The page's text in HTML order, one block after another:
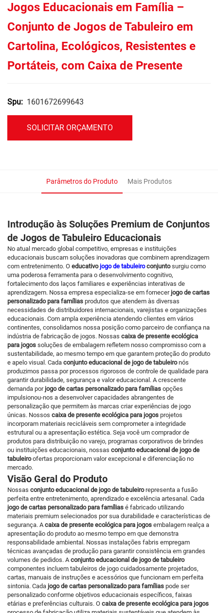
Jogos Educacionais em Família –
Conjunto de Jogos de Tabuleiro em
Cartolina, Ecológicos, Resistentes e
Portáteis, com Caixa de Presente
Spu: 1601672699643
SOLICITAR ORÇAMENTO
Parâmetros do Produto Mais Produtos
Introdução às Soluções Premium de Conjuntos
de Jogos de Tabuleiro Educacionais
No atual mercado global competitivo, empresas e instituições
educacionais buscam soluções inovadoras que combinem aprendizagem
com entretenimento. O educativo jogo de tabuleiroconjuntosurgiu como
uma poderosa ferramenta para o desenvolvimento cognitivo,
fortalecimento dos laços familiares e experiências interativas de
aprendizagem. Nossa empresa especializa-se em fornecer jogo de cartas
personalizado para famílias produtos que atendem às diversas
necessidades de distribuidores internacionais, varejistas e organizações
educacionais. Com ampla experiência atendendo clientes em vários
continentes, consolidamos nossa posição como parceiro de confiança na
indústria de fabricação de jogos. Nossas caixa de presente ecológica
para jogos soluções de embalagem refletem nosso compromisso com a
sustentabilidade, ao mesmo tempo em que garantem proteção do produto
e apelo visual. Cada conjunto educacional de jogo de tabuleiro nós
produzimos passa por processos rigorosos de controle de qualidade para
garantir durabilidade, segurança e valor educacional. A crescente
demanda por jogo de cartas personalizado para famílias opções
impulsionou-nos a desenvolver capacidades abrangentes de
personalização que permitem às marcas criar experiências de jogo
únicas. Nossos caixa de presente ecológica para jogos projetos
incorporam materiais recicláveis sem comprometer a integridade
estrutural ou a apresentação estética. Seja você um comprador de
produtos para distribuição no varejo, programas corporativos de brindes
ou instituições educacionais, nossas conjunto educacional de jogo de
tabuleiroofertas proporcionam valor excepcional e diferenciação no
mercado.
Visão Geral do Produto
Nossas conjunto educacional de jogo de tabuleiro representa a fusão
perfeita entre entretenimento, aprendizado e excelência artesanal. Cada
jogo de cartas personalizado para famílias é fabricado utilizando
materiais premium selecionados por sua durabilidade e características de
segurança. Acaixa de presente ecológica para jogos embalagem realça a
apresentação do produto ao mesmo tempo em que demonstra
responsabilidade ambiental. Nossas instalações fabris empregam
técnicas avançadas de produção para garantir consistência em grandes
volumes de pedidos. Aconjunto educacional de jogo de tabuleiro
componentes incluem tabuleiros de jogo cuidadosamente projetados,
cartas, manuais de instruções e acessórios que funcionam em perfeita
sintonia. Cada jogo de cartas personalizado para famílias pode ser
personalizado conforme objetivos educacionais específicos, faixas
etárias e preferências culturais. O caixa de presente ecológica para jogos